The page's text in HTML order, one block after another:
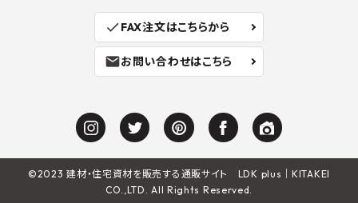
checkFAX注文はこちらから
mailお問い合わせはこちら
©2023建材・住宅資材を販売する通販サイト LDK plus ｜KITAKEI
CO.,LTD. All Rights Reserved.